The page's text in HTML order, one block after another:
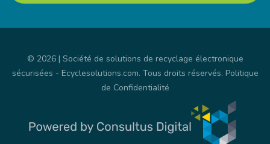
© 2026 | Société de solutions de recyclage électronique
sécurisées - Ecyclesolutions.com. Tous droits réservés. Politique
de Confidentialité